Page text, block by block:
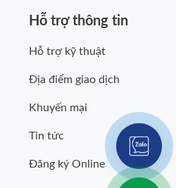
Hỗ trợ thông tin
Hỗ trợ kỹ thuật
Địa điểm giao dịch
Khuyến mại
Tin tức
Đăng ký Online